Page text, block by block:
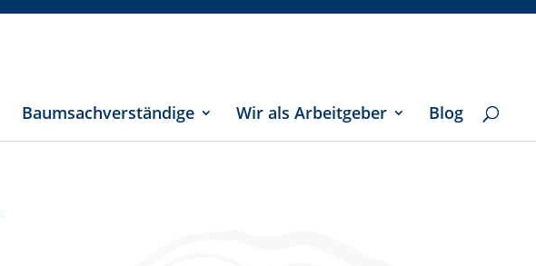
Baumsachverständige Wir als Arbeitgeber Blog